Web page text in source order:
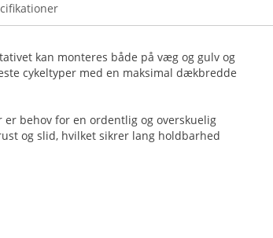
kan monteres både på væg og gulv og
cykeltyper med en maksimal dækbredde
behov for en ordentlig og overskuelig
og slid, hvilket sikrer lang holdbarhed